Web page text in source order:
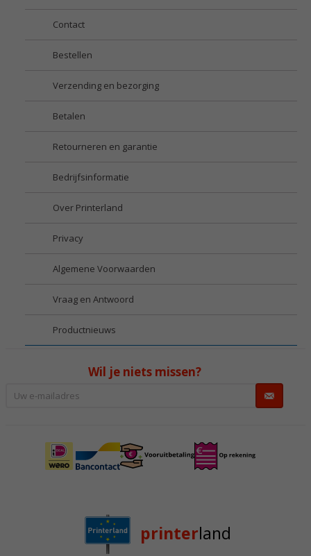
Contact
Bestellen
Verzending en bezorging
Betalen
Retourneren en garantie
Bedrijfsinformatie
Over Printerland
Privacy
Algemene Voorwaarden
Vraag en Antwoord
Productnieuws
Wil je niets missen?
printerland